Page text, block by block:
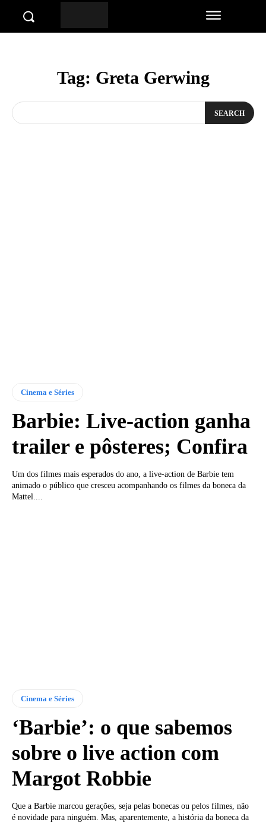
Tag: Greta Gerwing
SEARCH
Cinema e Séries
Barbie: Live-action ganha
trailer e pôsteres; Confira
Um dos filmes mais esperados do ano, a live-action de Barbie tem
animado o público que cresceu acompanhando os filmes da boneca da
Mattel....
Cinema e Séries
‘Barbie’: o que sabemos
sobre o live action com
Margot Robbie
Que a Barbie marcou gerações, seja pelas bonecas ou pelos filmes, não
é novidade para ninguém. Mas, aparentemente, a história da boneca da